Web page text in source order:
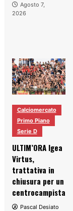
Agosto 7,
2026
Calciomercato
Primo Piano
Serie D
ULTIM’ORA Igea
Virtus,
trattativa in
chiusura per un
centrocampista
Pascal Desiato